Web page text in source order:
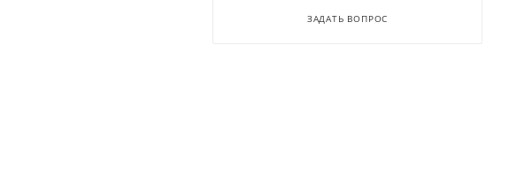
ЗАДАТЬ ВОПРОС